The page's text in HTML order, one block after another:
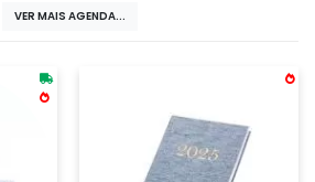
VER MAIS AGENDA...